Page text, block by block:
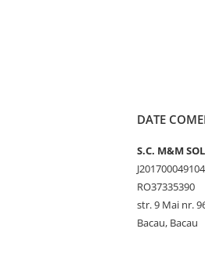
DATE
S.C. M&M
RO37335390
str. 9 Mai nr.
Bacau, Bacau